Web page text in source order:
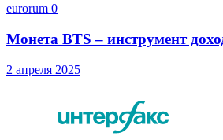
eurorum 0
Монета BTS – инструмент
2 апреля 2025